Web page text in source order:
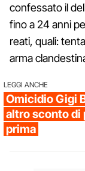
confessato il
fino a 24 anni
reati, quali:
arma
LEGGI ANCHE
Omicidio Gigi
altro sconto di
prima